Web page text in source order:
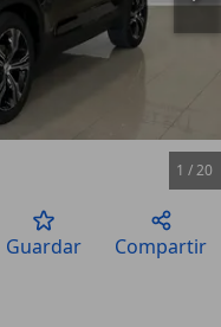
1 /20
Guardar Compartir